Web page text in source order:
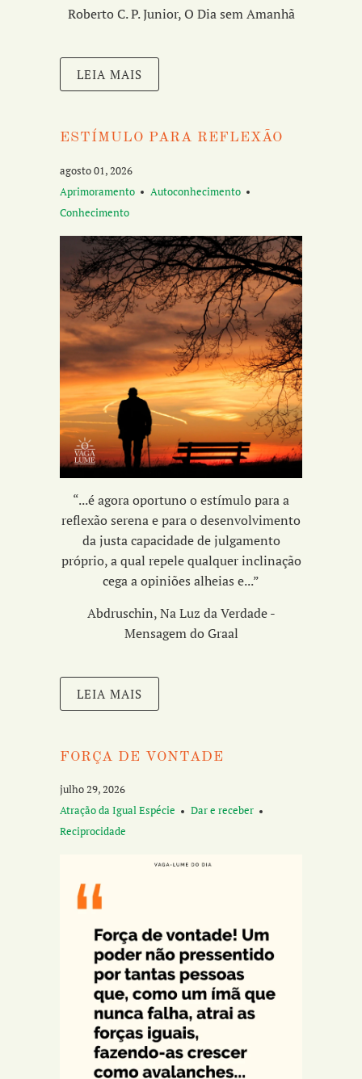
Roberto C. P. Junior, O Dia sem Amanhã
LEIA MAIS
ESTÍMULO PARA REFLEXÃO
agosto 01, 2026
Aprimoramento
Autoconhecimento
Conhecimento
“...é agora oportuno o estímulo para a
reflexão serena e para o desenvolvimento
dajusta capacidade de julgamento
próprio,a qual repele qualquer inclinação
cega a opiniões alheias e...”
Abdruschin, Na Luz da Verdade -
Mensagem do Graal
LEIA MAIS
FORÇA DE VONTADE
julho 29, 2026
Atração da Igual Espécie
Dar e receber
Reciprocidade